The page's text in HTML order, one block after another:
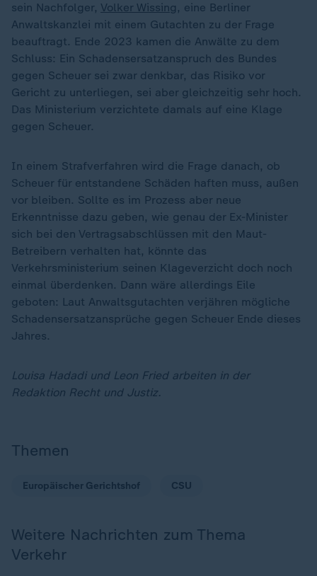
sein Nachfolger, Volker Wissing , eine Berliner
Anwaltskanzlei mit einem Gutachten zu der Frage
beauftragt. Ende 2023 kamen die Anwälte zu dem
Schluss: Ein Schadensersatzanspruch des Bundes
gegen Scheuer sei zwar denkbar, das Risiko vor
Gericht zu unterliegen, sei aber gleichzeitig sehr hoch.
Das Ministerium verzichtete damals auf eine Klage
gegen Scheuer.
In einem Strafverfahren wird die Frage danach, ob
Scheuer für entstandene Schäden haften muss, außen
vor bleiben. Sollte es im Prozess aber neue
Erkenntnisse dazu geben, wie genau der Ex-Minister
sich bei den Vertragsabschlüssen mit den Maut-
Betreibern verhalten hat, könnte das
Verkehrsministerium seinen Klageverzicht doch noch
einmal überdenken. Dann wäre allerdings Eile
geboten: Laut Anwaltsgutachten verjähren mögliche
Schadensersatzansprüche gegen Scheuer Ende dieses
Jahres.
Louisa Hadadi und Leon Fried arbeiten in der
Redaktion Recht und Justiz.
Themen
Europäischer Gerichtshof CSU
Weitere Nachrichten zum Thema
Verkehr